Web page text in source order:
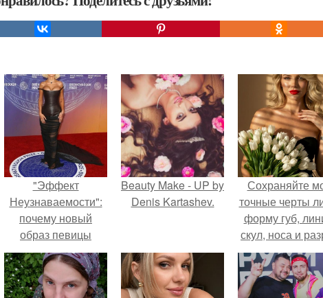
"Эффект
Неузнаваемости":
почему новый
образ певицы
вызвал споры о
гранях
возможного?
Beauty Make - UP by
Denis Kartashev.
Сохраняйте
точные черты
форму губ,
скул, носа и
глаз.